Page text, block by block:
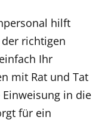
hilft
richtigen
Ihr
mit Rat und Tat
in die
für ein